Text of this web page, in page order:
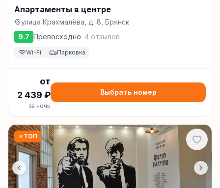
Апартаменты в центре
улица Крахмалёва, д. 8, Брянск
9.7 Превосходно· 4 отзывов
Wi-Fi Парковка
от
2 439 ₽
за ночь
Выбрать номер
★ТОП